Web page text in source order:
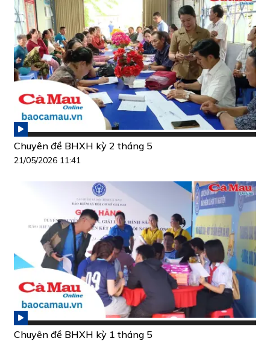
Chuyên đề BHXH kỳ 2 tháng 5
21/05/2026 11:41
Chuyên đề BHXH kỳ 1 tháng 5